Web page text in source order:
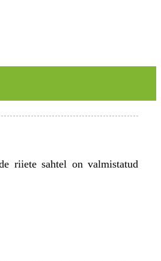
riiete sahtel on valmistatud